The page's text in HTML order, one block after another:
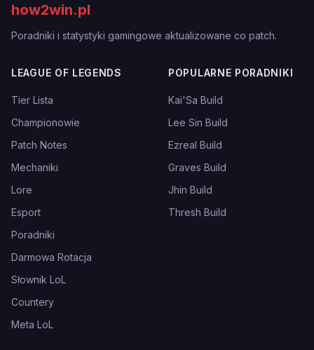
how2win.pl
Poradniki i statystyki gamingowe aktualizowane co patch.
LEAGUE OF LEGENDS
Tier Lista
Championowie
Patch Notes
Mechaniki
Lore
Esport
Poradniki
Darmowa Rotacja
Słownik LoL
Countery
Meta LoL
POPULARNE PORADNIKI
Kai'Sa Build
Lee Sin Build
Ezreal Build
Graves Build
Jhin Build
Thresh Build